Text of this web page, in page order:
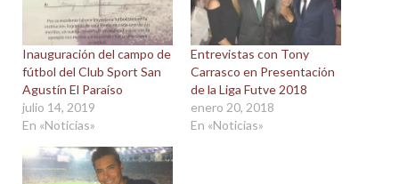
Inauguración del campo de
fútbol del Club Sport San
Agustín El Paraíso
julio 14, 2019
En «Noticias»
Entrevistas con Tony
Carrasco en Presentación
de la Liga Futve 2018
enero 20, 2018
En «Noticias»